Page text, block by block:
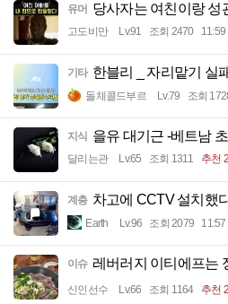
유머 당사자는 여친이랑 성
고도비만 Lv.91 조회 2470 11:59
기타 한블리 _ 자리맡기 실
돌체콜드부르 Lv.79 조회
지식 을유 대기근 -베트남
달리는관 Lv.65 조회 1311 추천 2
계층 차고에 CCTV 설치했
Earth Lv.96 조회 2079 11:57
이슈 레버러지 이티에프는
신인선수 Lv.66 조회 1164 추천 2